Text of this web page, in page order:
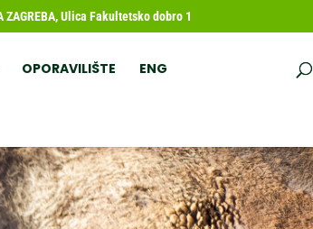
ZAGREBA, Ulica Fakultetsko dobro 1
OPORAVILIŠTE ENG